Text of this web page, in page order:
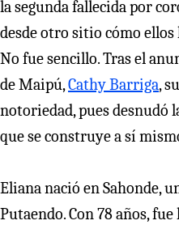
la segunda fallecida por
desde otro sitio cómo
No fue sencillo. Tras el
de Maipú,Cathy Barriga,
notoriedad, pues desnudó
que se construye a sí
Eliana nació en Sahonde,
Putaendo. Con 78 años,